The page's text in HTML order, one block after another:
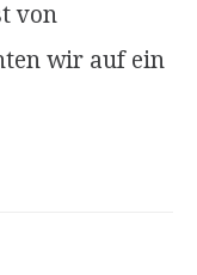
von
wir auf ein